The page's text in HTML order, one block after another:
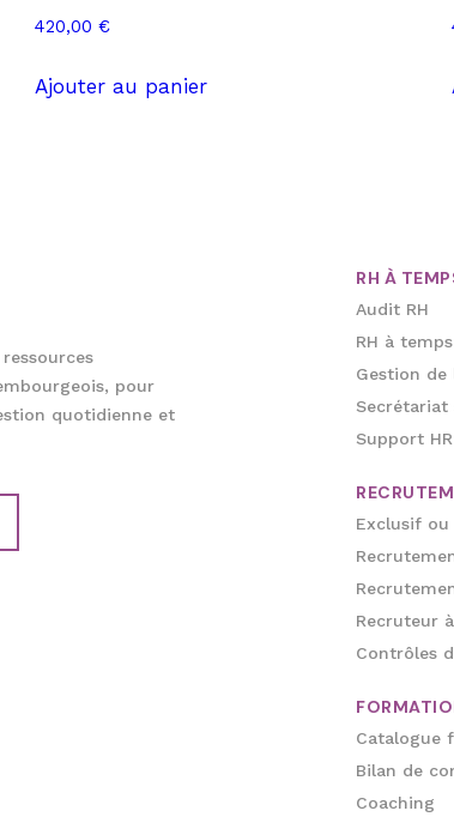
420,00€
Ajouter au panier
pour
quotidienne et
RH À
Audit RH
RH à
Gestion de
Secrétariat
Support
Exclusif ou
Recruteur
Contrôles
Catalogue
Bilan de
Coaching